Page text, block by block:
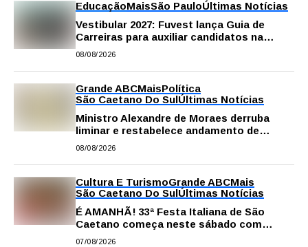
EducaçãoMaisSão PauloÚltimas Notícias
Vestibular 2027: Fuvest lança Guia de
Carreiras para auxiliar candidatos na
escolha da profissão
08/08/2026
Grande ABCMaisPolítica
São Caetano Do SulÚltimas Notícias
Ministro Alexandre de Moraes derruba
liminar e restabelece andamento de
comissão processante contra vereador
08/08/2026
Cultura E TurismoGrande ABCMais
São Caetano Do SulÚltimas Notícias
É AMANHÃ! 33ª Festa Italiana de São
Caetano começa neste sábado com
gastronomia, música e solidariedade
07/08/2026